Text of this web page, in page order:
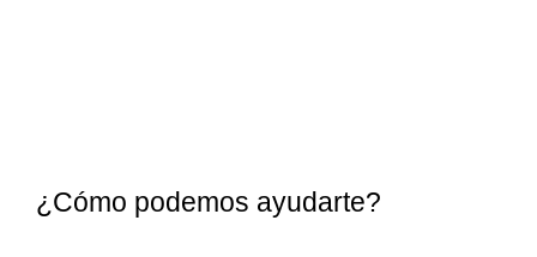
¿Cómo podemos ayudarte?